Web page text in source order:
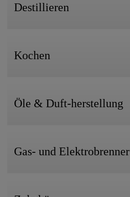
Destillieren
Kochen
Öle & Duft-herstellung
Gas- und Elektrobrenner